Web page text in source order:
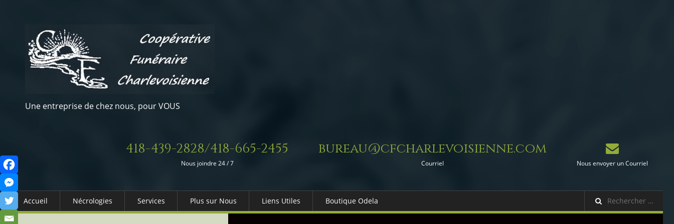
Une entreprise de chez nous, pour VOUS
418-439-2828/418-665-2455
Nous joindre 24 / 7
bureau@cfcharlevoisienne.com
Courriel Nous envoyer un Courriel
Accueil Nécrologies Services Plus sur Nous Liens Utiles Boutique Odela